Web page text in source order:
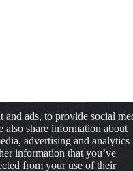
and ads, to provide social
also share information about
advertising and analytics
information that you’ve
from your use of their